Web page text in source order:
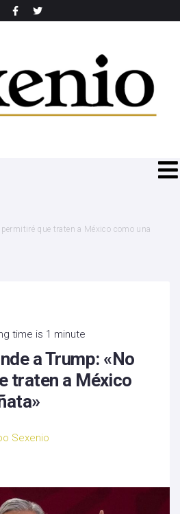
que traten a México como una
time is 1 minute
a Trump: «No
traten a México
Sexenio